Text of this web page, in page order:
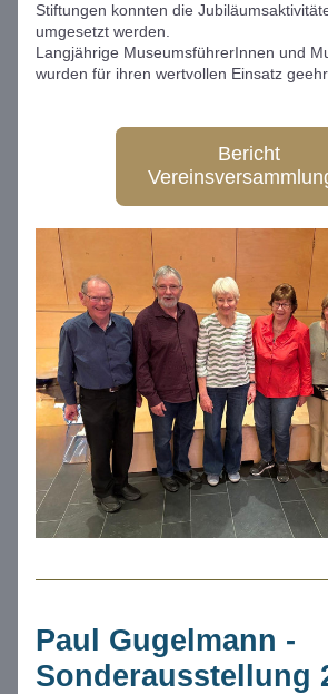
Stiftungen konnten die
umgesetzt werden.
Langjährige MuseumsführerInnen und
wurden für ihren wertvollen Einsatz
Bericht
Paul Gugelmann -
Sonderausstellung